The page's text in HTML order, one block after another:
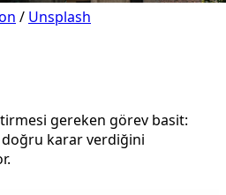
/ Unsplash
gereken görev basit:
karar verdiğini